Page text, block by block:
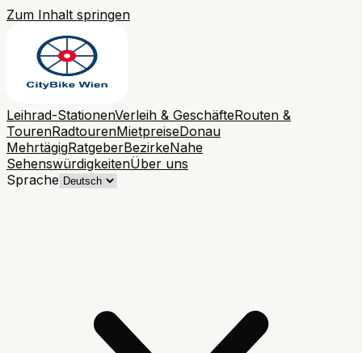
Zum Inhalt springen
Leihrad-StationenVerleih & GeschäfteRouten &
TourenRadtourenMietpreiseDonau
MehrtägigRatgeberBezirkeNahe
SehenswürdigkeitenÜber uns
Sprache